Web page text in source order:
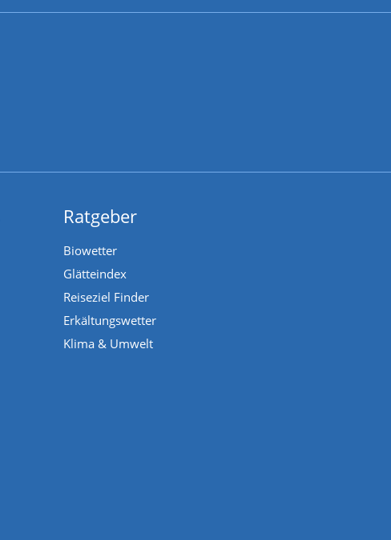
Ratgeber
Biowetter
Glätteindex
Reiseziel Finder
Erkältungswetter
Klima & Umwelt